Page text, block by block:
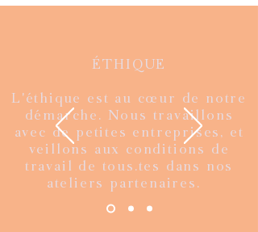
ÉTHIQUE
L'éthique est au cœur de notre
démarche. Nous travaillons
avec de petites entreprises, et
veillons aux conditions de
travail de tous.tes dans nos
ateliers partenaires.